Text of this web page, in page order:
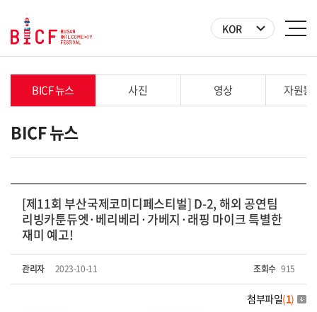
KOR
BICF 뉴스 사진 영상 자원봉
BICF 뉴스
[제11회 부산국제코미디페스티벌] D-2, 해외 공연팀
리빙카툰듀엣·베리베리·가베지·래핑 마이크 특별한
재미 예고!
관리자 2023-10-11 조회수 915
첨부파일(1)